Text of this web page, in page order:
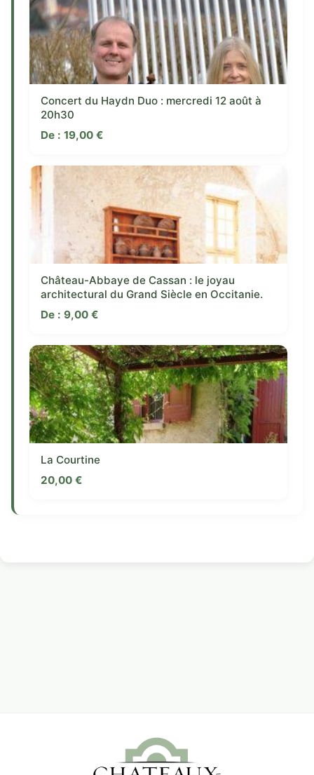
Concert du Haydn Duo : mercredi 12 août à
20h30
De : 19,00 €
Château-Abbaye de Cassan : le joyau
architectural du Grand Siècle en Occitanie.
De : 9,00 €
La Courtine
20,00 €